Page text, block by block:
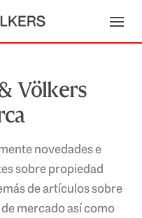
Völkers
novedades e
sobre propiedad
de artículos sobre
mercado así como